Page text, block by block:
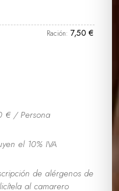
Ración: 7,50 €
€ / Persona
el 10% IVA
de alérgenos de
al camarero